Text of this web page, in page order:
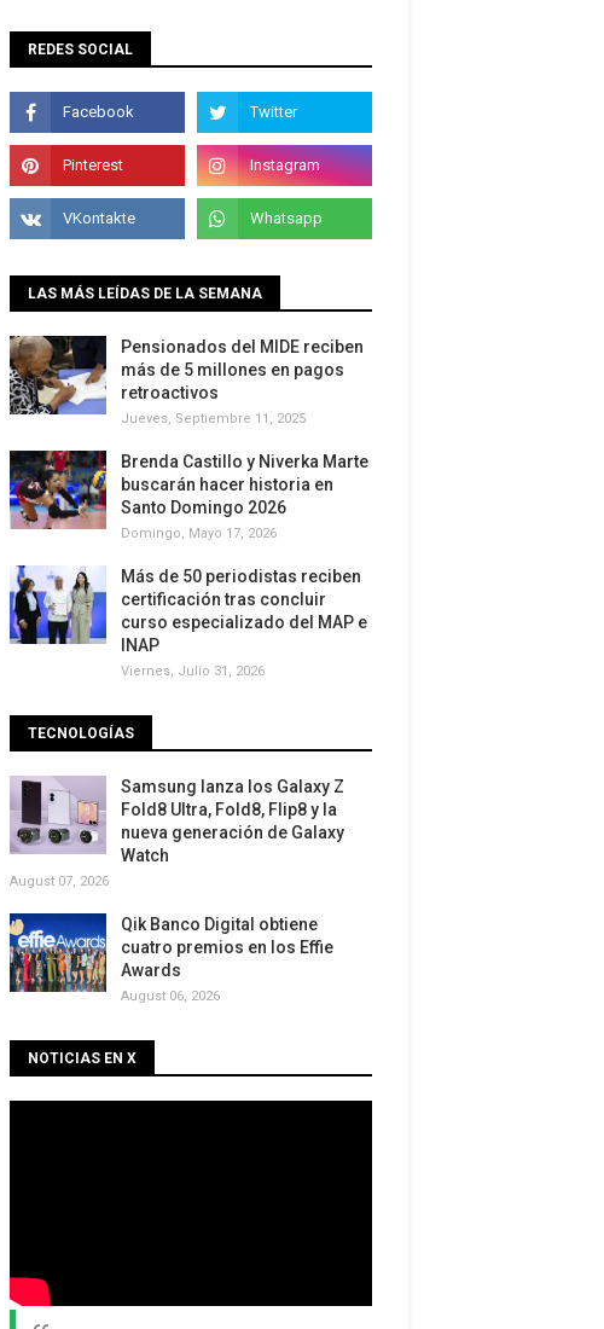
REDES SOCIAL
LAS MÁS LEÍDAS DE LA SEMANA
Pensionados del MIDE reciben
más de 5 millones en pagos
retroactivos
Jueves, Septiembre 11, 2025
Brenda Castillo y Niverka Marte
buscarán hacer historia en
Santo Domingo 2026
Domingo, Mayo 17, 2026
Más de 50 periodistas reciben
certificación tras concluir
curso especializado del MAP e
INAP
Viernes, Julio 31, 2026
TECNOLOGÍAS
Samsung lanza los Galaxy Z
Fold8 Ultra, Fold8, Flip8 y la
nueva generación de Galaxy
Watch
August 07, 2026
Qik Banco Digital obtiene
cuatro premios en los Effie
Awards
August 06, 2026
NOTICIAS EN X